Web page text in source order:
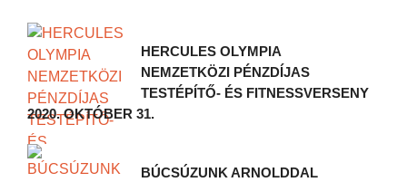
HERCULES OLYMPIA
NEMZETKÖZI PÉNZDÍJAS
TESTÉPÍTŐ- ÉS FITNESSVERSENY
2020. OKTÓBER 31.
BÚCSÚZUNK ARNOLDDAL